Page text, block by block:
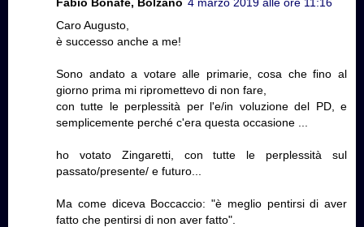
Caro Augusto,
è successo anche a me!
Sono andato a votare alle primarie, cosa che fino al
giorno prima mi ripromettevo di non fare,
con tutte le perplessità per l'e/in voluzione del PD, e
semplicemente perché c'era questa occasione ...
ho votato Zingaretti, con tutte le perplessità sul
passato/presente/ e futuro...
Ma come diceva Boccaccio: "è meglio pentirsi di aver
fatto che pentirsi di non aver fatto".